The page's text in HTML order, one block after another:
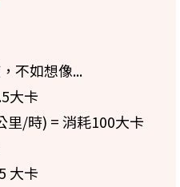
不如想像...
大卡
里/時) = 消耗100大卡
大卡